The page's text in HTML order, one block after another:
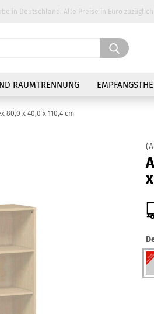
in Deutschland. Alle Preise in Euro
Suche...
RAUMTRENNUNG
80,0 x 40,0 x 110,4 cm